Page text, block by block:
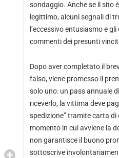
sondaggio. Anche se il sito
legittimo, alcuni segnali di
l’eccessivo entusiasmo e
commenti dei presunti
Dopo aver completato il
falso, viene promesso il
solo uno: un pass annuale
riceverlo, la vittima deve
spedizione” tramite carta di
momento in cui avviene la
non garantisce il buono
sottoscrive